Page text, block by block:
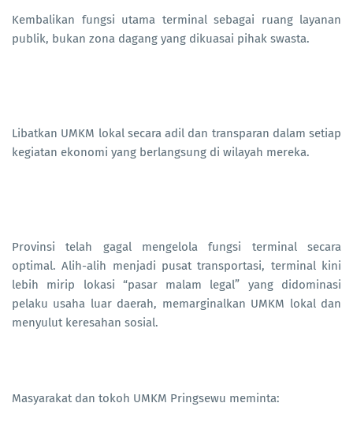
Kembalikan fungsi utama terminal sebagai ruang layanan
publik, bukan zona dagang yang dikuasai pihak swasta.
Libatkan UMKM lokal secara adil dan transparan dalam setiap
kegiatan ekonomi yang berlangsung di wilayah mereka.
Provinsi telah gagal mengelola fungsi terminal secara
optimal. Alih-alih menjadi pusat transportasi, terminal kini
lebih mirip lokasi “pasar malam legal” yang didominasi
pelaku usaha luar daerah, memarginalkan UMKM lokal dan
menyulut keresahan sosial.
Masyarakat dan tokoh UMKM Pringsewu meminta: